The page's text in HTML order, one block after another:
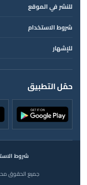
للنشر في الموقع
شروط الاستخدام
للإشهار
حمّل التطبيق
شروط
جميع الحقوق محفوظة